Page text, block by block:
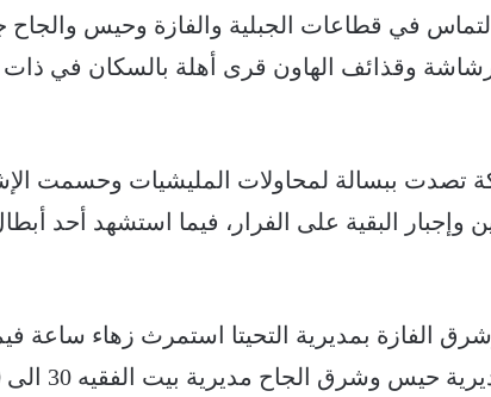
في قطاعات الجبلية والفازة وحيس والجاح
وقذائف الهاون قرى أهلة بالسكان في ذات
تصدت ببسالة لمحاولات المليشيات وحسمت
البقية على الفرار، فيما استشهد أحد
الفازة بمديرية التحيتا استمرث زهاء ساعة